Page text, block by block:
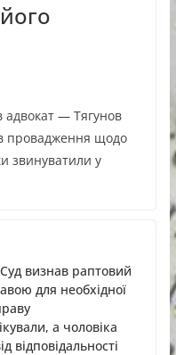
адвокат — Тягунов
провадження щодо
звинуватили у
визнав раптовий
для необхідної
а чоловіка
відповідальності